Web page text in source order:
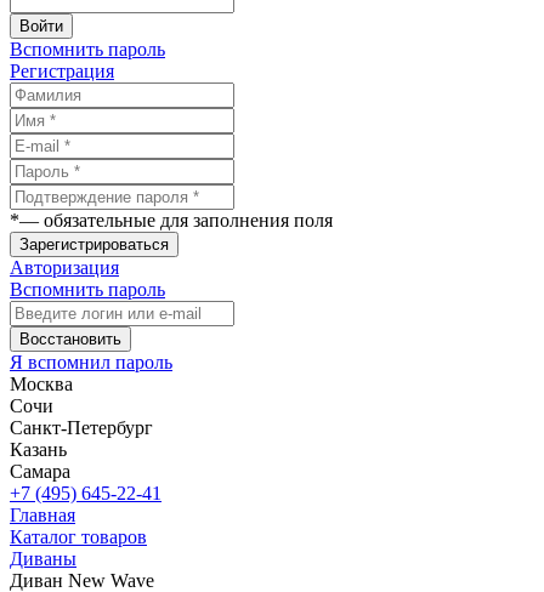
Войти
Вспомнить пароль
Регистрация
*— обязательные для заполнения поля
Зарегистрироваться
Авторизация
Вспомнить пароль
Восстановить
Я вспомнил пароль
Москва
Сочи
Санкт-Петербург
Казань
Самара
+7 (495) 645-22-41
Главная
Каталог товаров
Диваны
Диван New Wave